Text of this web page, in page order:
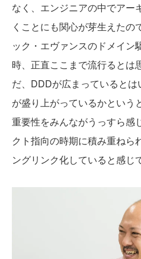
なく、エンジニアの中でアー
くことにも関心が芽生えたの
ック・エヴァンスのドメイン
時、正直ここまで流行るとは
だ、DDDが広まっていると
が盛り上がっているかという
重要性をみんながうっすら感
クト指向の時期に積み重ねら
ングリンク化していると感じ